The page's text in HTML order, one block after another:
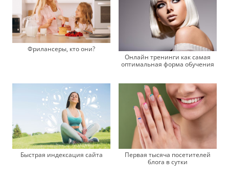
Фрилансеры, кто они?
Онлайн тренинги как самая
оптимальная форма обучения
Быстрая индексация сайта
Первая тысяча посетителей
блога в сутки